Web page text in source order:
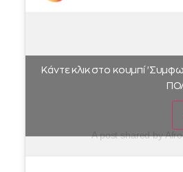
A post shared by
Κάντε κλικ στο κουμπί